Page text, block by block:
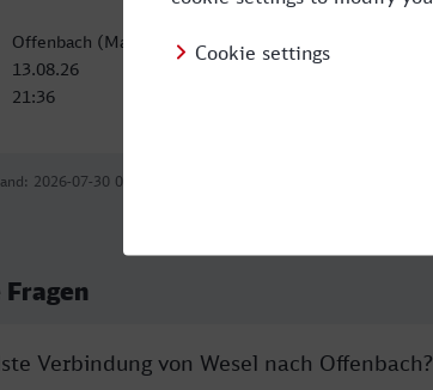
2026-07-30 07:04
Offenbach (Main) Hbf
13.08.26
21:36
Verbindung von Wesel nach Offenbach?